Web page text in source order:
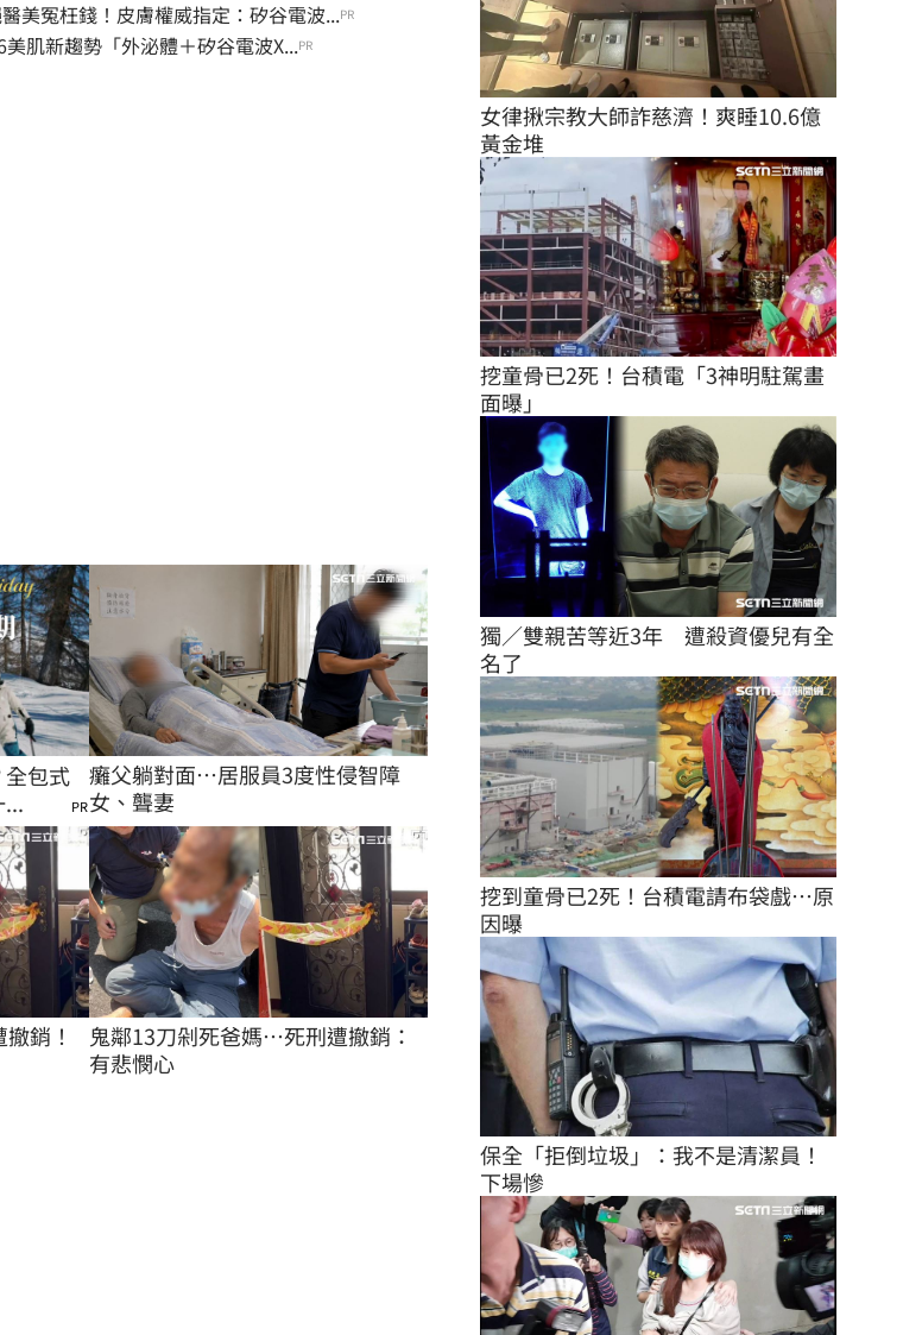
美冤枉錢！皮膚權威指定：矽谷電波...PR
美肌新趨勢「外泌體＋矽谷電波X...PR
包式
PR
癱父躺對面…居服員3度性侵智障
女、聾妻
銷！
鬼鄰13刀剁死爸媽…死刑遭撤銷：
有悲憫心
女律揪宗教大師詐慈濟！爽睡10.6億
黃金堆
挖童骨已2死！台積電「3神明駐駕畫
面曝」
獨／雙親苦等近3年　遭殺資優兒有全
名了
挖到童骨已2死！台積電請布袋戲…原
因曝
保全「拒倒垃圾」：我不是清潔員！
下場慘